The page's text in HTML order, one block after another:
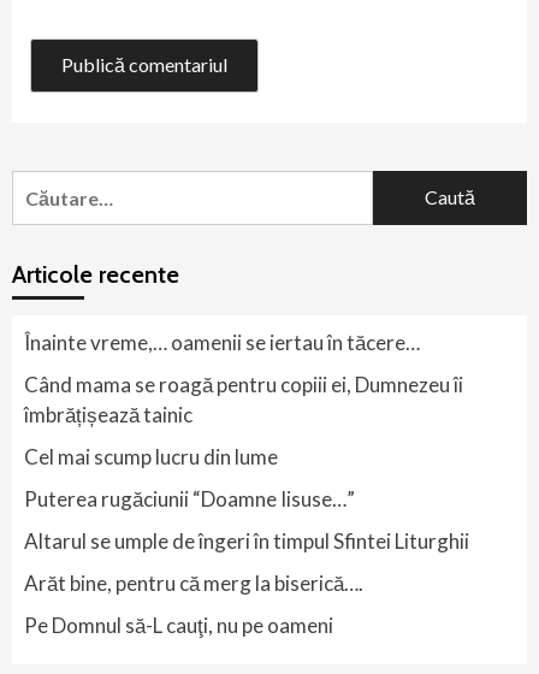
după:
Articole recente
Înainte vreme,… oamenii se iertau în tăcere…
Când mama se roagă pentru copiii ei, Dumnezeu îi
îmbrățișează tainic
Cel mai scump lucru din lume
Puterea rugăciunii “Doamne Iisuse…”
Altarul se umple de îngeri în timpul Sfintei Liturghii
Arăt bine, pentru că merg la biserică….
Pe Domnul să-L cauţi, nu pe oameni